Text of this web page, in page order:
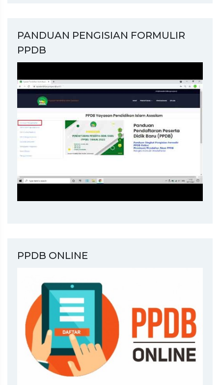
PANDUAN PENGISIAN FORMULIR
PPDB
PPDB ONLINE